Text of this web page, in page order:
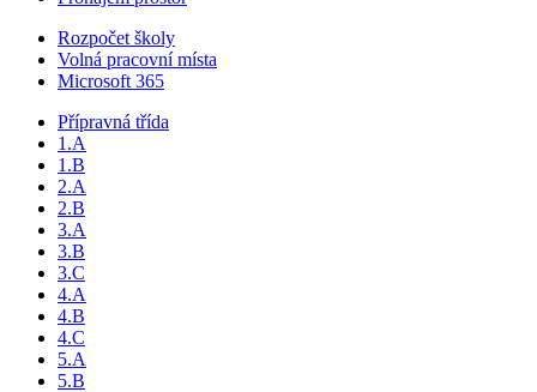
Rozpočet školy
Volná pracovní místa
Microsoft 365
Přípravná třída
1.A
1.B
2.A
2.B
3.A
3.B
3.C
4.A
4.B
4.C
5.A
5.B